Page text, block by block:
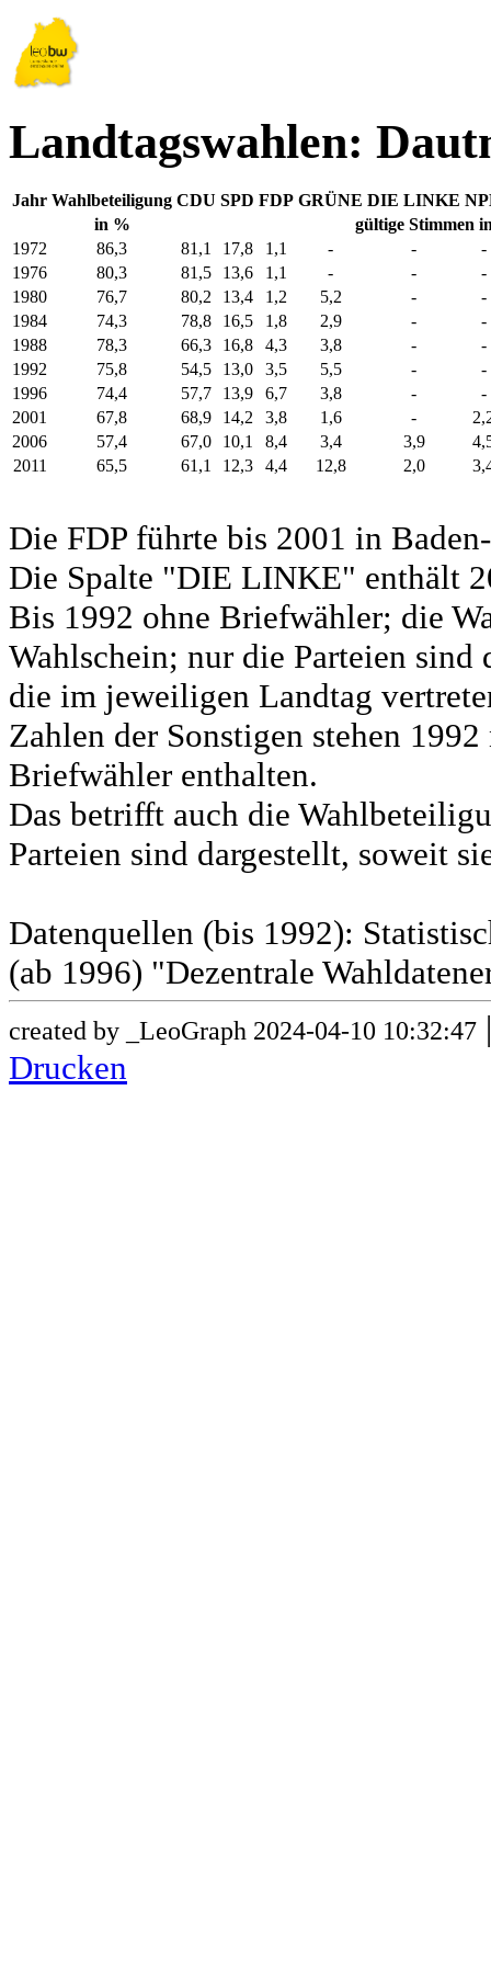
Landtagswahlen:
Jahr Wahlbeteiligung CDU SPD FDP GRÜNE DIE LINKE
in %
gültige Stimmen
1972
86,3 81,1 17,8 1,1 - -
-
1976
80,3 81,5 13,6 1,1 - -
-
1980
76,7 80,2 13,4 1,2 5,2 -
-
1984
74,3 78,8 16,5 1,8 2,9 -
-
1988
78,3 66,3 16,8 4,3 3,8 -
-
1992
75,8 54,5 13,0 3,5 5,5 -
-
1996
74,4 57,7 13,9 6,7 3,8 -
-
2001
67,8 68,9 14,2 3,8 1,6 -
2006
57,4 67,0 10,1 8,4 3,4 3,9
2011
65,5 61,1 12,3 4,4 12,8 2,0
Die FDP führte bis 2001 in
Die Spalte "DIE LINKE" enthält
Bis 1992 ohne Briefwähler; die
Wahlschein; nur die Parteien sind
die im jeweiligen Landtag
Zahlen der Sonstigen stehen
Briefwähler enthalten.
Das betrifft auch die
Parteien sind dargestellt, soweit
Datenquellen (bis 1992):
(ab 1996) "Dezentrale
created by _LeoGraph 2024-04-10 10:32:47
Drucken